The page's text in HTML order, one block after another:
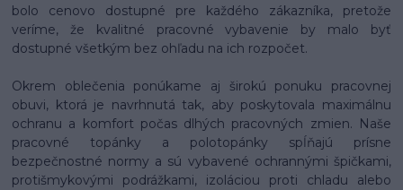
bolo cenovo dostupné pre každého zákazníka, pretože
veríme, že kvalitné pracovné vybavenie by malo byť
dostupné všetkým bez ohľadu na ich rozpočet.
Okrem oblečenia ponúkame aj širokú ponuku pracovnej
obuvi, ktorá je navrhnutá tak, aby poskytovala maximálnu
ochranu a komfort počas dlhých pracovných zmien. Naše
pracovné topánky a polotopánky spĺňajú prísne
bezpečnostné normy a sú vybavené ochrannými špičkami,
protišmykovými podrážkami, izoláciou proti chladu alebo